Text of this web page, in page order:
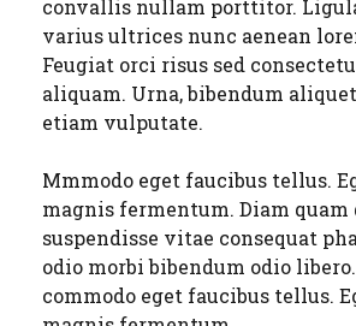
convallis nullam porttitor.
varius ultrices nunc aenean
Feugiat orci risus sed
aliquam. Urna, bibendum
etiam vulputate.
Mmmodo eget faucibus tellus.
magnis fermentum. Diam quam
suspendisse vitae consequat
odio morbi bibendum odio
commodo eget faucibus tellus.